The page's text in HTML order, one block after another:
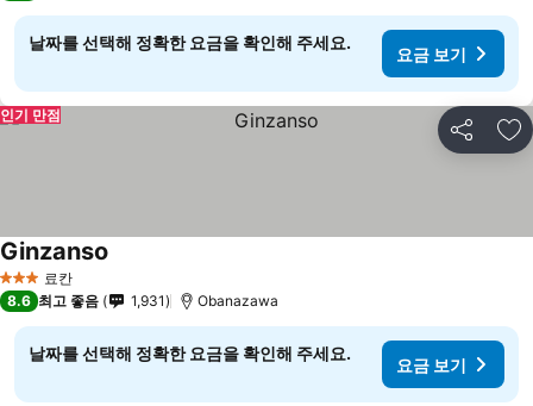
날짜를 선택해 정확한 요금을 확인해 주세요.
요금 보기
공유 즐
인기 만점
3 성급 료칸
Ginzanso
8.6 최고 좋음 1,931 Obanazawa
날짜를 선택해 정확한 요금을 확인해 주세요.
요금 보기